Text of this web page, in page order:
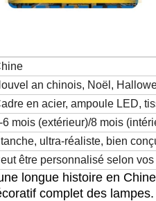
an chinois, Noël,
en acier, ampoule LED,
6 mois (extérieur)/8 mois
ultra-réaliste, bien
être personnalisé selon
longue histoire en
complet des